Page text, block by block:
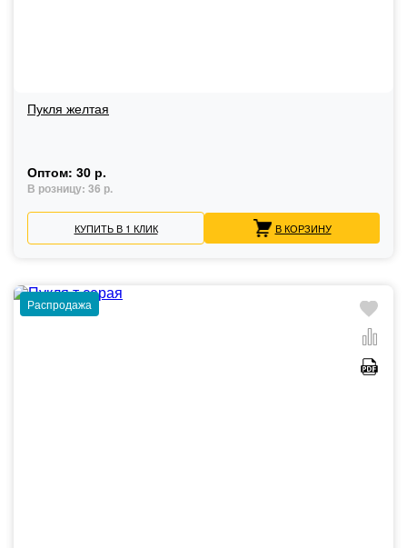
Пукля желтая
Оптом: 30 р.
В розницу: 36 р.
КУПИТЬ В 1 КЛИК В КОРЗИНУ
Распродажа